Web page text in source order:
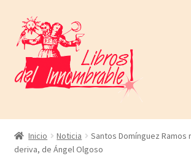
navegación
al
contenido
Home
Inicio Noticia
Santos Domínguez Ramos
deriva, de Ángel Olgoso